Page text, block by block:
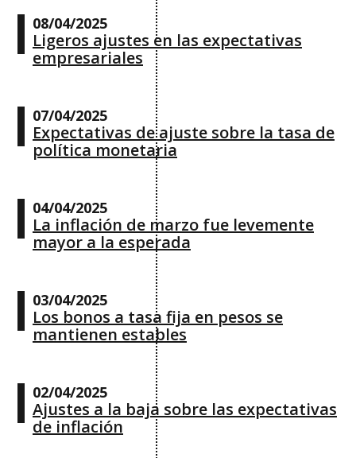
08/04/2025
Ligeros ajustes en las expectativas
empresariales
07/04/2025
Expectativas de ajuste sobre la tasa de
política monetaria
04/04/2025
La inflación de marzo fue levemente
mayor a la esperada
03/04/2025
Los bonos a tasa fija en pesos se
mantienen estables
02/04/2025
Ajustes a la baja sobre las expectativas
de inflación